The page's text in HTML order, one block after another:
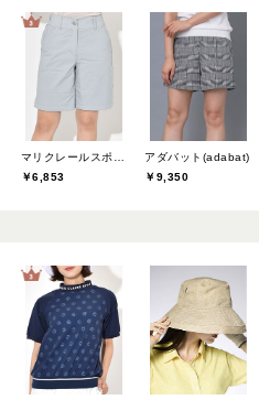
￥6,853
アダバット(adabat)
￥9,350